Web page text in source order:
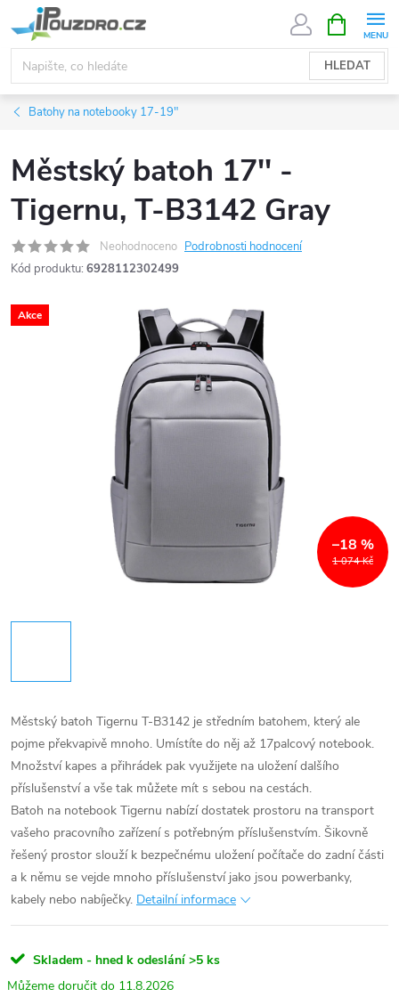
na
obsah
HLEDAT
NÁKUPNÍ
KOŠÍK
Batohy na notebooky 17-19"
Městský batoh 17'' -
Tigernu, T-B3142 Gray
Neohodnoceno Podrobnosti hodnocení
Kód produktu: 6928112302499
Akce
1 074 Kč
–18 %
Městský batoh Tigernu T-B3142 je středním batohem, který ale
pojme překvapivě mnoho. Umístíte do něj až 17palcový notebook.
Množství kapes a přihrádek pak využijete na uložení dalšího
příslušenství a vše tak můžete mít s sebou na cestách.
Batoh na notebook Tigernu nabízí dostatek prostoru na transport
vašeho pracovního zařízení s potřebným příslušenstvím. Šikovně
řešený prostor slouží k bezpečnému uložení počítače do zadní části
a k němu se vejde mnoho příslušenství jako jsou powerbanky,
kabely nebo nabíječky. Detailní informace
Skladem - hned k odeslání >5 ks
11.8.2026